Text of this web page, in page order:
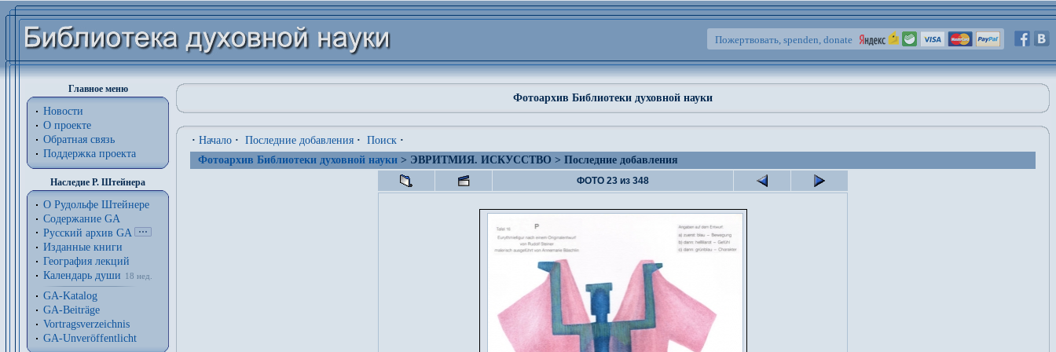
Пожертвовать, spenden, donate
Главное меню
Новости
О проекте
Обратная связь
Поддержка проекта
Наследие Р. Штейнера
О Рудольфе Штейнере
Содержание GA
Русский архив GA
Изданные книги
География лекций
Календарь души
18 нед.
GA-Katalog
GA-Beiträge
Vortragsverzeichnis
GA-Unveröffentlicht
Фотоархив Библиотеки духовной науки
· Начало · Последние добавления · Поиск ·
Фотоархив Библиотеки духовной науки > ЭВРИТМИЯ. ИСКУССТВО > Последние добавления
ФОТО 23 из 348